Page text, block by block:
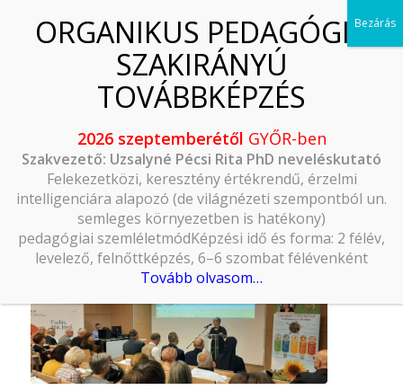
2026 szeptemberétől GYŐR-ben
Szakvezető: Uzsalyné Pécsi Rita PhD neveléskutató
Felekezetközi, keresztény értékrendű, érzelmi
intelligenciára alapozó (de világnézeti szempontból un.
semleges környezetben is hatékony)
pedagógiai szemléletmódKépzési idő és forma: 2 félév,
levelező, felnőttképzés, 6–6 szombat félévenként
Tovább olvasom…